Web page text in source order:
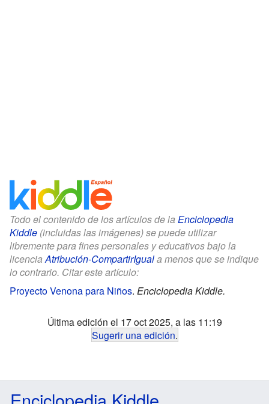
Todo el contenido de los artículos de la Enciclopedia
Kiddle (incluidas las imágenes) se puede utilizar
libremente para fines personales y educativos bajo la
licencia Atribución-CompartirIguala menos que se indique
lo contrario. Citar este artículo:
Proyecto Venona para Niños. Enciclopedia Kiddle.
Última edición el 17 oct 2025, a las 11:19
Sugerir una edición.